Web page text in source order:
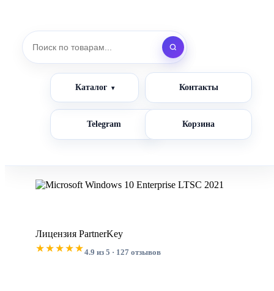
Каталог Контакты
Telegram Корзина
Лицензия PartnerKey
★★★★★4.9 из 5 · 127 отзывов